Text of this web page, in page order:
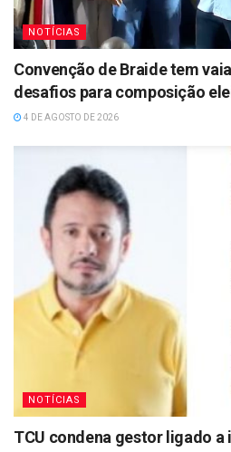
NOTÍCIAS
Convenção de Braide tem
desafios para composição
4 DE AGOSTO DE 2026
NOTÍCIAS
TCU condena gestor ligado